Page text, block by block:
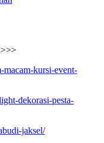
macam-kursi-event-
dekorasi-pesta-
jaksel/